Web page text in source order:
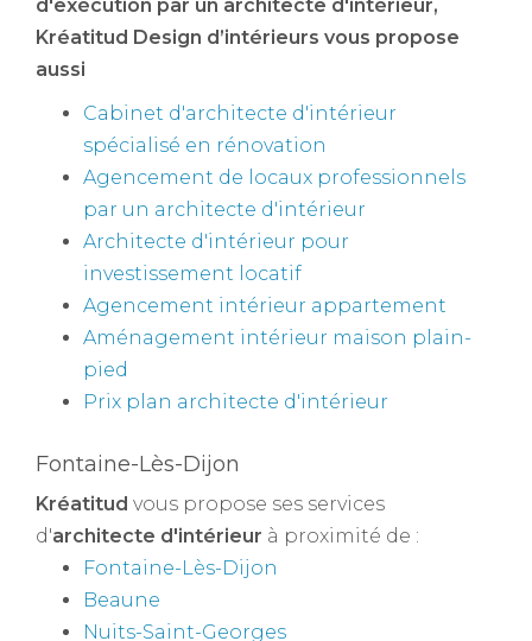
d'exécution par un architecte d'intérieur,
Kréatitud Design d’intérieurs vous propose
aussi
Cabinet d'architecte d'intérieur
spécialisé en rénovation
Agencement de locaux professionnels
par un architecte d'intérieur
Architecte d'intérieur pour
investissement locatif
Agencement intérieur appartement
Aménagement intérieur maison plain-
pied
Prix plan architecte d'intérieur
Fontaine-Lès-Dijon
Kréatitud vous propose ses services
d'architecte d'intérieur à proximité de :
Fontaine-Lès-Dijon
Beaune
Nuits-Saint-Georges